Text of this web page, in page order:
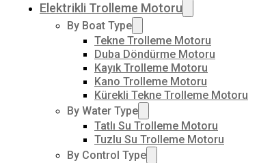
Elektrikli Trolleme Motoru
By Boat Type
Tekne Trolleme Motoru
Duba Döndürme Motoru
Kayık Trolleme Motoru
Kano Trolleme Motoru
Kürekli Tekne Trolleme Motoru
By Water Type
Tatlı Su Trolleme Motoru
Tuzlu Su Trolleme Motoru
By Control Type